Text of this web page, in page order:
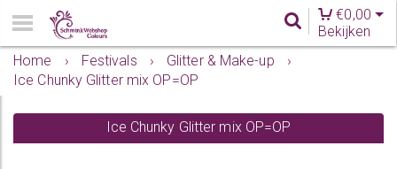
€0,00
Bekijken
Home
› Festivals › Glitter & Make-up
›
Ice Chunky Glitter mix OP=OP
Ice Chunky Glitter mix OP=OP